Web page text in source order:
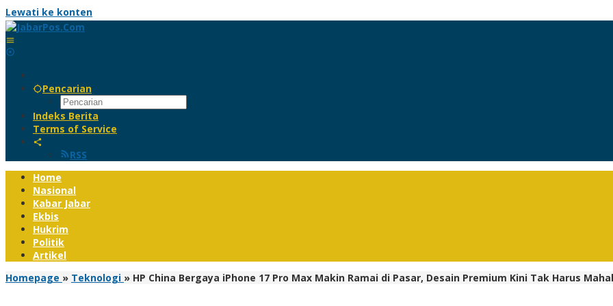
Lewati ke konten
Pencarian
Indeks Berita
Terms of Service
RSS
Home
Nasional
Kabar Jabar
Ekbis
Hukrim
Politik
Artikel
Homepage » Teknologi » HP China Bergaya iPhone 17 Pro Max Makin Ramai di Pasar, Desain Premium Kini Tak Harus Mahal